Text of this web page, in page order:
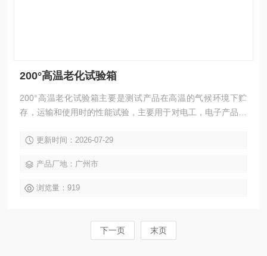
200°高温老化试验箱
200°高温老化试验箱主要是测试产品在高温的气候环境下贮
存，运输和使用时的性能试验，主要用于对电工，电子产品，
下，对产品的物理及其他相关性能进行测试，测试后，通过检
改进，检定以及出厂检验使用。
更新时间：2026-07-29
产品厂地：广州市
浏览量：919
下一页 末页